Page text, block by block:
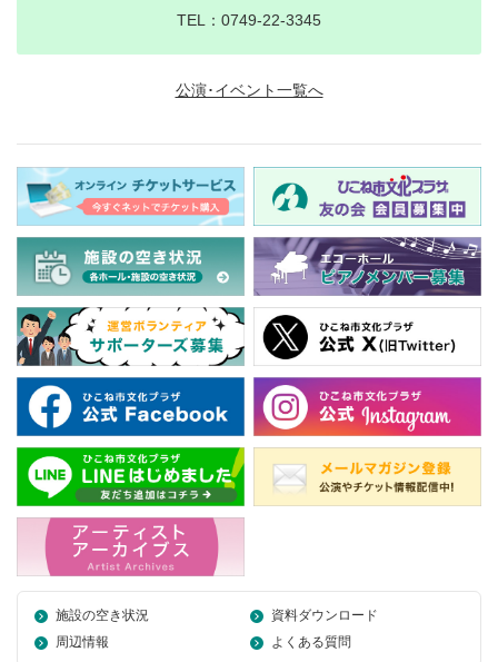
TEL：0749-22-3345
公演･イベント一覧へ
施設の空き状況
資料ダウンロード
周辺情報
よくある質問